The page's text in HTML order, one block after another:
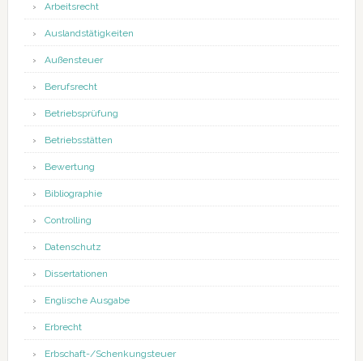
Arbeitsrecht
Auslandstätigkeiten
Außensteuer
Berufsrecht
Betriebsprüfung
Betriebsstätten
Bewertung
Bibliographie
Controlling
Datenschutz
Dissertationen
Englische Ausgabe
Erbrecht
Erbschaft-/Schenkungsteuer